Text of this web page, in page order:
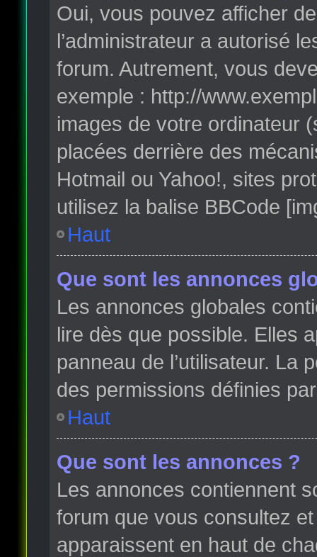
Oui, vous pouvez afficher
l’administrateur a autorisé
forum. Autrement, vous
exemple : http://
images de votre ordinateur
placées derrière des
Hotmail ou Yahoo!, sites
utilisez la balise BBCode
Haut
Que sont les annonces
Les annonces globales
lire dès que possible. Elles
panneau de l’utilisateur. La
des permissions définies
Haut
Que sont les annonces ?
Les annonces contiennent
forum que vous consultez
apparaissent en haut de